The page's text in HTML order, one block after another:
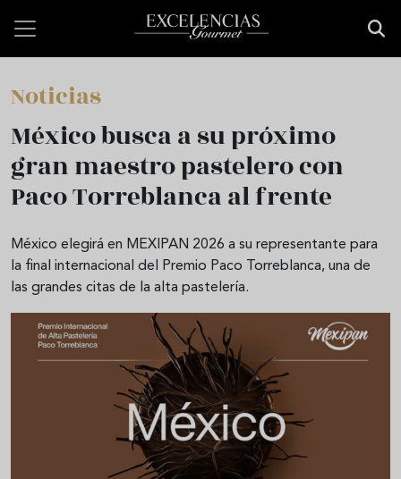
Noticias
México busca a su próximo
gran maestro pastelero con
Paco Torreblanca al frente
México elegirá en MEXIPAN 2026 a su representante para
la final internacional del Premio Paco Torreblanca, una de
las grandes citas de la alta pastelería.